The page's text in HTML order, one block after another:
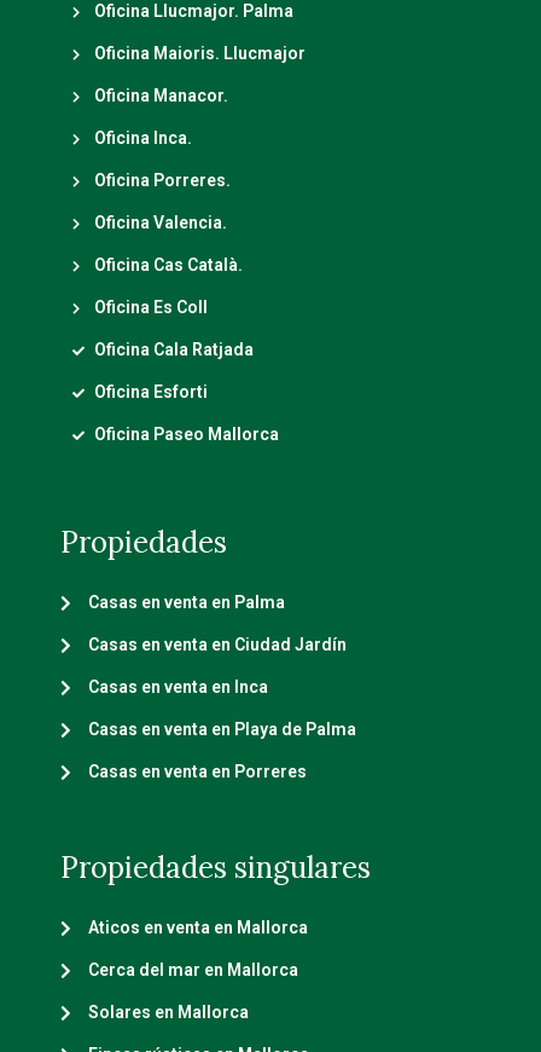
Oficina Llucmajor. Palma
Oficina Maioris. Llucmajor
Oficina Manacor.
Oficina Inca.
Oficina Porreres.
Oficina Valencia.
Oficina Cas Català.
Oficina Es Coll
Oficina Cala Ratjada
Oficina Esforti
Oficina Paseo Mallorca
Propiedades
Casas en venta en Palma
Casas en venta en Ciudad Jardín
Casas en venta en Inca
Casas en venta en Playa de Palma
Casas en venta en Porreres
Propiedades singulares
Aticos en venta en Mallorca
Cerca del mar en Mallorca
Solares en Mallorca